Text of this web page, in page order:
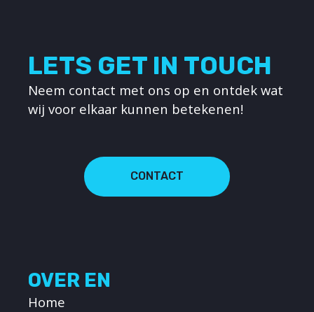
LETS GET IN TOUCH
Neem contact met ons op en ontdek wat
wij voor elkaar kunnen betekenen!
CONTACT
OVER EN
Home